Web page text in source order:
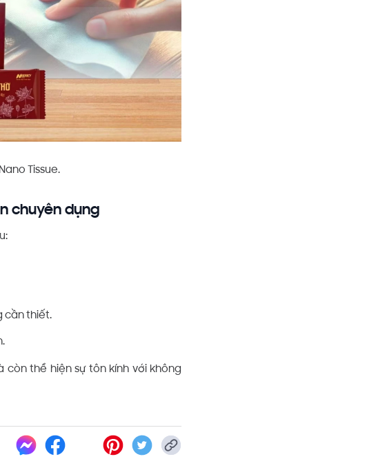
Tissue.
chuyên dụng
cần thiết.
còn thể hiện sự tôn kính với không